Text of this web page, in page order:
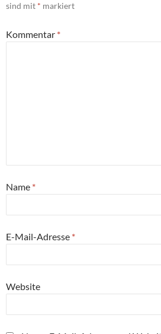
sind mit * markiert
Kommentar *
Name *
E-Mail-Adresse *
Website